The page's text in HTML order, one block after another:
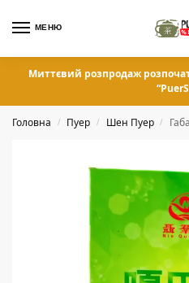
МЕНЮ
Миттєвий розпродаж
Головна / Пуер / Шен Пуер / Габа